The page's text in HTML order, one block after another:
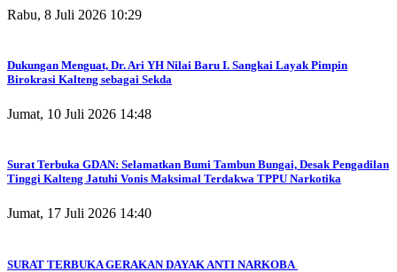
Rabu, 8 Juli 2026 10:29
Dukungan Menguat, Dr. Ari YH Nilai Baru I. Sangkai Layak Pimpin
Birokrasi Kalteng sebagai Sekda
Jumat, 10 Juli 2026 14:48
Surat Terbuka GDAN: Selamatkan Bumi Tambun Bungai, Desak Pengadilan
Tinggi Kalteng Jatuhi Vonis Maksimal Terdakwa TPPU Narkotika
Jumat, 17 Juli 2026 14:40
SURAT TERBUKA GERAKAN DAYAK ANTI NARKOBA